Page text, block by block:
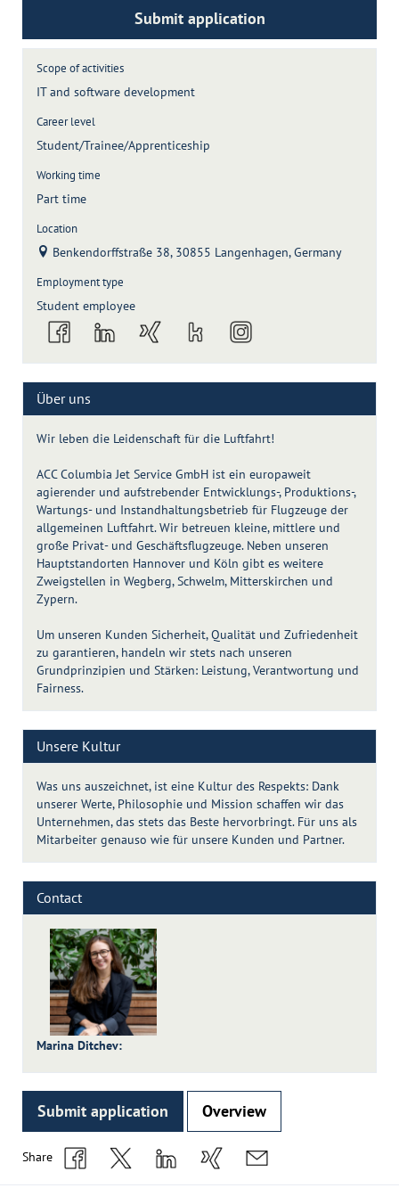
Submit application
Scope of activities
IT and software development
Career level
Student/Trainee/Apprenticeship
Working time
Part time
Location
Benkendorffstraße 38, 30855 Langenhagen, Germany
Employment type
Student employee
Über uns
Wir leben die Leidenschaft für die Luftfahrt!
ACC Columbia Jet Service GmbH ist ein europaweit
agierender und aufstrebender Entwicklungs-, Produktions-,
Wartungs- und Instandhaltungsbetrieb für Flugzeuge der
allgemeinen Luftfahrt. Wir betreuen kleine, mittlere und
große Privat- und Geschäftsflugzeuge. Neben unseren
Hauptstandorten Hannover und Köln gibt es weitere
Zweigstellen in Wegberg, Schwelm, Mitterskirchen und
Zypern.
Um unseren Kunden Sicherheit, Qualität und Zufriedenheit
zu garantieren, handeln wir stets nach unseren
Grundprinzipien und Stärken: Leistung, Verantwortung und
Fairness.
Unsere Kultur
Was uns auszeichnet, ist eine Kultur des Respekts: Dank
unserer Werte, Philosophie und Mission schaffen wir das
Unternehmen, das stets das Beste hervorbringt. Für uns als
Mitarbeiter genauso wie für unsere Kunden und Partner.
Contact
Marina Ditchev:
Submit application Overview
Share